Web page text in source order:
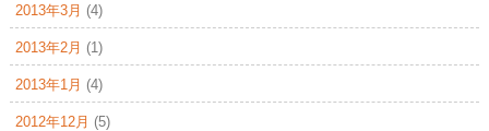
2013年3月 (4)
2013年2月 (1)
2013年1月 (4)
2012年12月 (5)